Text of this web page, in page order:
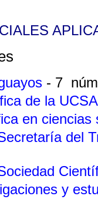
- 7
de la
en
del
y